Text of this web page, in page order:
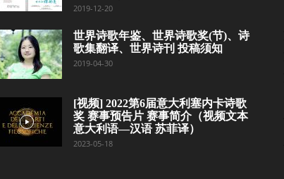
2019-12-20
世界诗歌年鉴、世界诗歌奖(节)、诗
歌集翻译、世界诗刊 投稿须知
2019-04-30
[视频] 2022第6届意大利塞内卡诗歌
奖 赛事预告片 赛事简介（视频文本
意大利语—汉语 苏菲译）
2023-05-18